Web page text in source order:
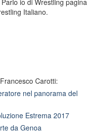
Italiano.
Carotti:
nel panorama del
Estrema 2017
da Genoa